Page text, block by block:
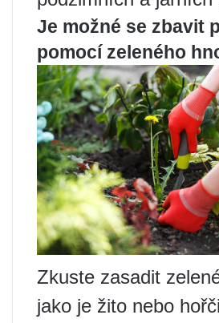
Je možné se zbavit
pomocí zeleného
Zkuste zasadit
jako je žito nebo